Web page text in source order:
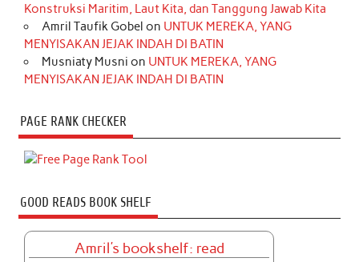
Konstruksi Maritim, Laut Kita, dan Tanggung Jawab Kita
Amril Taufik Gobel on UNTUK MEREKA, YANG
MENYISAKAN JEJAK INDAH DI BATIN
Musniaty Musni on UNTUK MEREKA, YANG
MENYISAKAN JEJAK INDAH DI BATIN
PAGE RANK CHECKER
GOOD READS BOOK SHELF
Amril's bookshelf: read